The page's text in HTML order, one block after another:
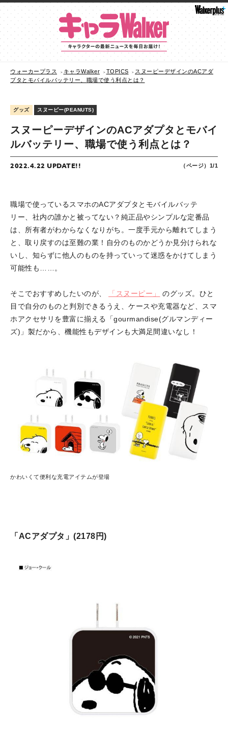
ウォーカープラス キャラWalker TOPICS
スヌーピーデザインのACアダ
プタとモバイルバッテリー、職場で使う利点とは？
グッズ スヌーピー(PEANUTS)
スヌーピーデザインのACアダプタとモバイ
ルバッテリー、職場で使う利点とは？
2022.4.22 UPDATE!! （ページ）1/1
職場で使っているスマホのACアダプタとモバイルバッテ
リー、社内の誰かと被ってない？純正品やシンプルな定番品
は、所有者がわからなくなりがち。一度手元から離れてしまう
と、取り戻すのは至難の業！自分のものかどうか見分けられな
いし、知らずに他人のものを持っていって迷惑をかけてしまう
可能性も……。
そこでおすすめしたいのが、 「スヌーピー」
のグッズ。ひと
目で自分のものと判別できるうえ、ケースや充電器など、スマ
ホアクセサリを豊富に揃える「gourmandise(グルマンディー
ズ)」製だから、機能性もデザインも大満足間違いなし！
かわいくて便利な充電アイテムが登場
「ACアダプタ」(2178円)